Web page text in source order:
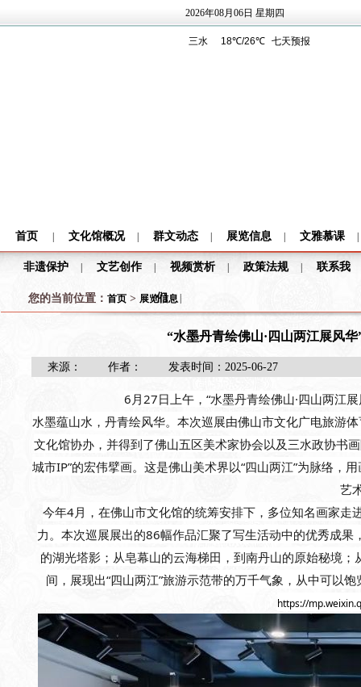
2026年08月06日 星期四
首页 文化馆概况 群文动态 展览信息 文雅慕课
非遗保护 文艺创作 视频赏析 政策法规 联系我
们
您的当前位置： 首页 > 展览信息
“水墨丹青绘佛山·四山两江展风
来源： 作者： 发表时间： 2025-06-27
6月27日上午，“水墨丹青绘佛山·四山两江
水墨蕴山水，丹青绘风华。本次巡展由佛山市文化广电旅游
文化馆协办， 并得到了佛山五区美术家协会以及三水政协书
城市IP”的宏伟擘画。 这是佛山美术界以“四山两江”为脉络，
艺
今年4月， 在佛山市文化馆的统筹安排下， 多位知名画家走
力。本次巡展展出的86幅作品汇聚了写生活动中的优秀成果
的湖光塔影；从皂幕山的云海梯田，到南丹山的原始秘境
间，展现出“四山两江”旅游示范带的万千气象， 从中可以饱
https://